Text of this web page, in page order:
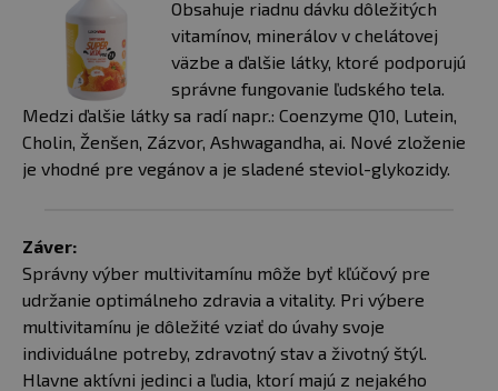
Obsahuje riadnu dávku dôležitých
vitamínov, minerálov v chelátovej
väzbe a ďalšie látky, ktoré podporujú
správne fungovanie ľudského tela.
Medzi ďalšie látky sa radí napr.: Coenzyme Q10, Lutein,
Cholin, Ženšen, Zázvor, Ashwagandha, ai. Nové zloženie
je vhodné pre vegánov a je sladené steviol-glykozidy.
Záver:
Správny výber multivitamínu môže byť kľúčový pre
udržanie optimálneho zdravia a vitality. Pri výbere
multivitamínu je dôležité vziať do úvahy svoje
individuálne potreby, zdravotný stav a životný štýl.
Hlavne aktívni jedinci a ľudia, ktorí majú z nejakého